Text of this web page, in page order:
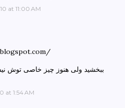
at 11:00 AM
ببخشید ولی هنوز چیز خاصی توش
at 1:54 AM